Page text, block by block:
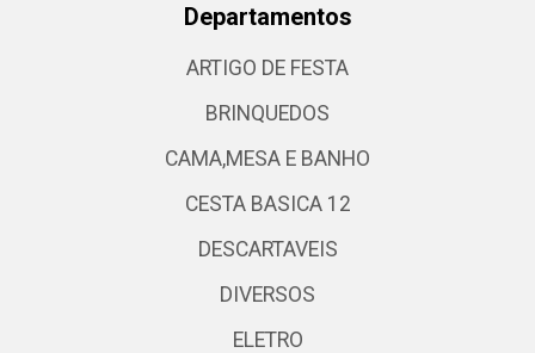
Departamentos
ARTIGO DE FESTA
BRINQUEDOS
CAMA,MESA E BANHO
CESTA BASICA 12
DESCARTAVEIS
DIVERSOS
ELETRO